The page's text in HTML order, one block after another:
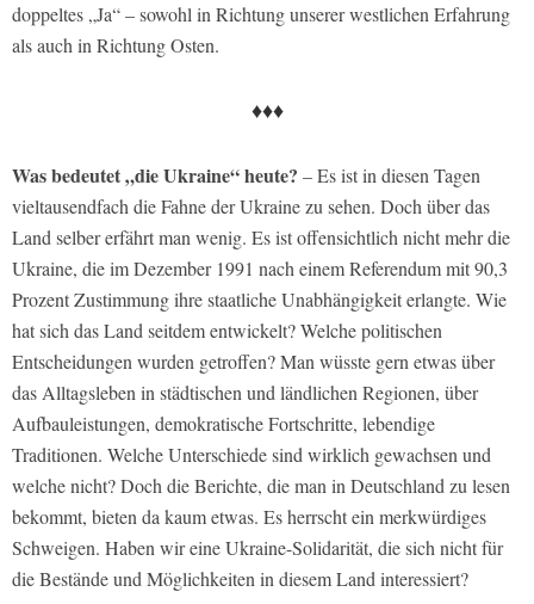
doppeltes „Ja“ – sowohl in Richtung unserer westlichen Erfahrung
als auch in Richtung Osten.
♦♦♦
Was bedeutet „die Ukraine“ heute? – Es ist in diesen Tagen
vieltausendfach die Fahne der Ukraine zu sehen. Doch über das
Land selber erfährt man wenig. Es ist offensichtlich nicht mehr die
Ukraine, die im Dezember 1991 nach einem Referendum mit 90,3
Prozent Zustimmung ihre staatliche Unabhängigkeit erlangte. Wie
hat sich das Land seitdem entwickelt? Welche politischen
Entscheidungen wurden getroffen? Man wüsste gern etwas über
das Alltagsleben in städtischen und ländlichen Regionen, über
Aufbauleistungen, demokratische Fortschritte, lebendige
Traditionen. Welche Unterschiede sind wirklich gewachsen und
welche nicht? Doch die Berichte, die man in Deutschland zu lesen
bekommt, bieten da kaum etwas. Es herrscht ein merkwürdiges
Schweigen. Haben wir eine Ukraine-Solidarität, die sich nicht für
die Bestände und Möglichkeiten in diesem Land interessiert?